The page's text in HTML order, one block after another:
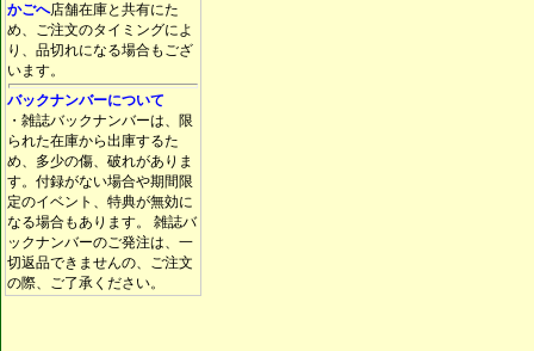
かごへ店舗在庫と共有にた
め、ご注文のタイミングによ
り、品切れになる場合もござ
います。
バックナンバーについて
・雑誌バックナンバーは、限
られた在庫から出庫するた
め、多少の傷、破れがありま
す。付録がない場合や期間限
定のイベント、特典が無効に
なる場合もあります。 雑誌バ
ックナンバーのご発注は、一
切返品できませんの、ご注文
の際、ご了承ください。